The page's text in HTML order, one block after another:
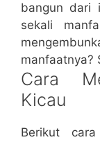
bangun dari
sekali
manfaatnya?
Cara
Kicau
Berikut